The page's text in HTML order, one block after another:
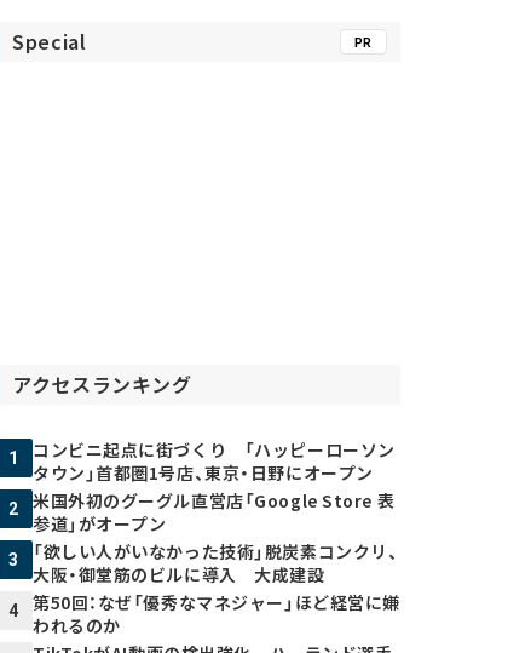
Special PR
アクセスランキング
1
コンビニ起点に街づくり 「ハッピーローソン
タウン」首都圏1号店、東京・日野にオープン
2
米国外初のグーグル直営店「Google Store 表
参道」がオープン
3
「欲しい人がいなかった技術」脱炭素コンクリ、
大阪・御堂筋のビルに導入 大成建設
4
第50回：なぜ「優秀なマネジャー」ほど経営に嫌
われるのか